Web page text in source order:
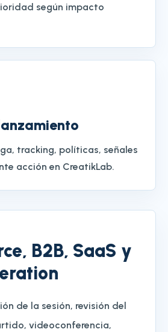
según impacto
tracking, políticas, señales
acción en CreatikLab.
B2B, SaaS y
de la sesión, revisión del
videoconferencia,